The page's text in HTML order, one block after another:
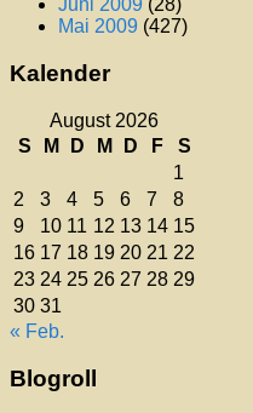
Juni 2009 (28)
Mai 2009 (427)
Kalender
August 2026
S
M D M D F
S
1
2
3 4 5 6 7
8
9
10 11 12 13 14 15
16 17 18 19 20 21 22
23 24 25 26 27 28 29
30 31
« Feb.
Blogroll